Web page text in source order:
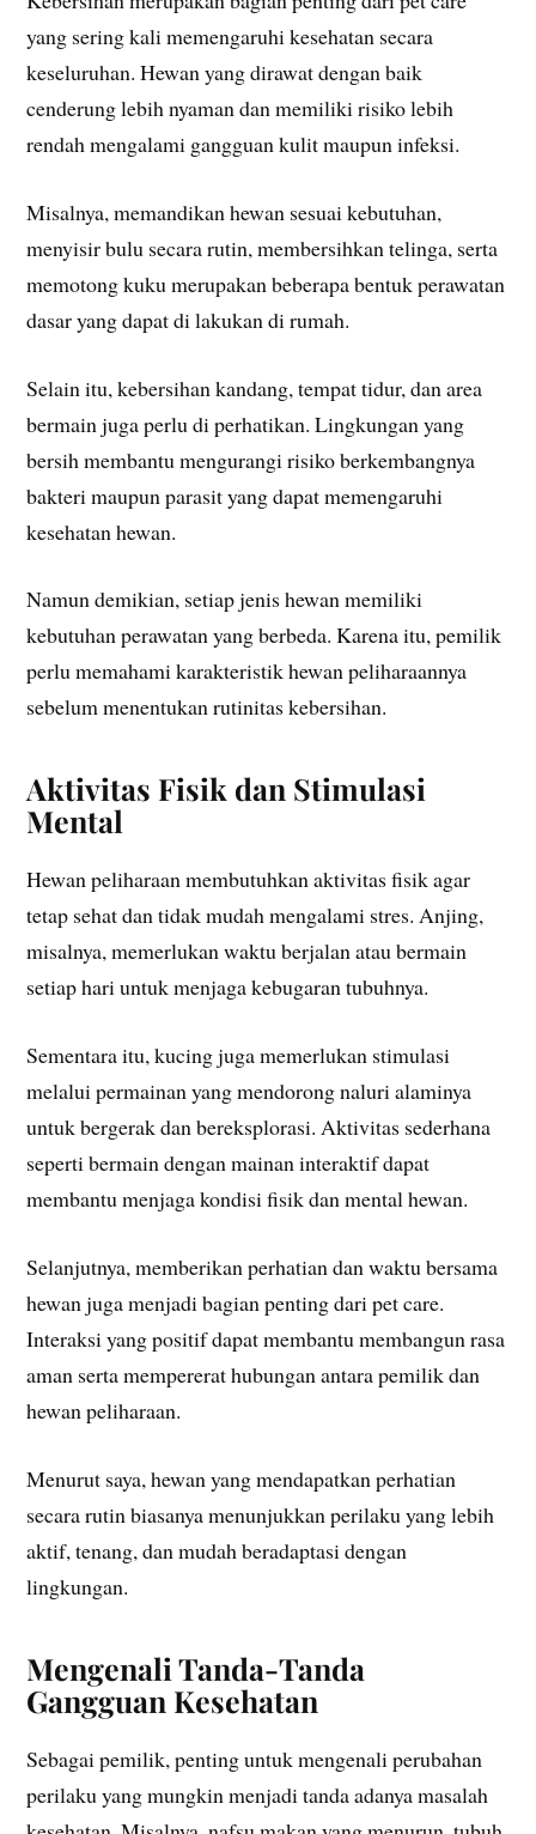
yang sering kali memengaruhi kesehatan secara
keseluruhan. Hewan yang dirawat dengan baik
cenderung lebih nyaman dan memiliki risiko lebih
rendah mengalami gangguan kulit maupun infeksi.
Misalnya, memandikan hewan sesuai kebutuhan,
menyisir bulu secara rutin, membersihkan telinga, serta
memotong kuku merupakan beberapa bentuk perawatan
dasar yang dapat di lakukan di rumah.
Selain itu, kebersihan kandang, tempat tidur, dan area
bermain juga perlu di perhatikan. Lingkungan yang
bersih membantu mengurangi risiko berkembangnya
bakteri maupun parasit yang dapat memengaruhi
kesehatan hewan.
Namun demikian, setiap jenis hewan memiliki
kebutuhan perawatan yang berbeda. Karena itu, pemilik
perlu memahami karakteristik hewan peliharaannya
sebelum menentukan rutinitas kebersihan.
Aktivitas Fisik dan Stimulasi
Mental
Hewan peliharaan membutuhkan aktivitas fisik agar
tetap sehat dan tidak mudah mengalami stres. Anjing,
misalnya, memerlukan waktu berjalan atau bermain
setiap hari untuk menjaga kebugaran tubuhnya.
Sementara itu, kucing juga memerlukan stimulasi
melalui permainan yang mendorong naluri alaminya
untuk bergerak dan bereksplorasi. Aktivitas sederhana
seperti bermain dengan mainan interaktif dapat
membantu menjaga kondisi fisik dan mental hewan.
Selanjutnya, memberikan perhatian dan waktu bersama
hewan juga menjadi bagian penting dari pet care.
Interaksi yang positif dapat membantu membangun rasa
aman serta mempererat hubungan antara pemilik dan
hewan peliharaan.
Menurut saya, hewan yang mendapatkan perhatian
secara rutin biasanya menunjukkan perilaku yang lebih
aktif, tenang, dan mudah beradaptasi dengan
lingkungan.
Mengenali Tanda-Tanda
Gangguan Kesehatan
Sebagai pemilik, penting untuk mengenali perubahan
perilaku yang mungkin menjadi tanda adanya masalah